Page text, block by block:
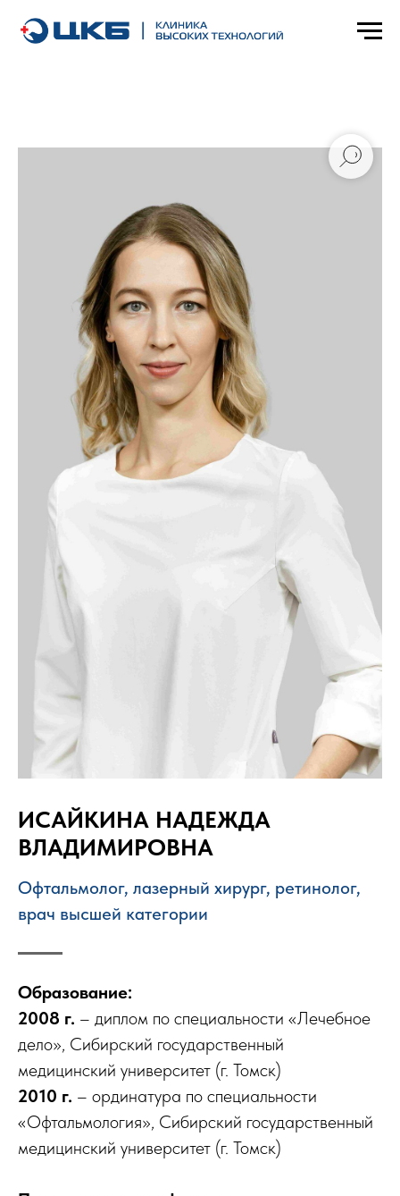
ИСАЙКИНА НАДЕЖДА
ВЛАДИМИРОВНА
Офтальмолог, лазерный хирург, ретинолог,
врач высшей категории
Образование:
2008 г. – диплом по специальности «Лечебное
дело», Сибирский государственный
медицинский университет (г. Томск)
2010 г. – ординатура по специальности
«Офтальмология», Сибирский государственный
медицинский университет (г. Томск)